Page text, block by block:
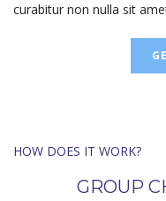
curabitur non nulla sit
HOW DOES IT WORK?
GROUP